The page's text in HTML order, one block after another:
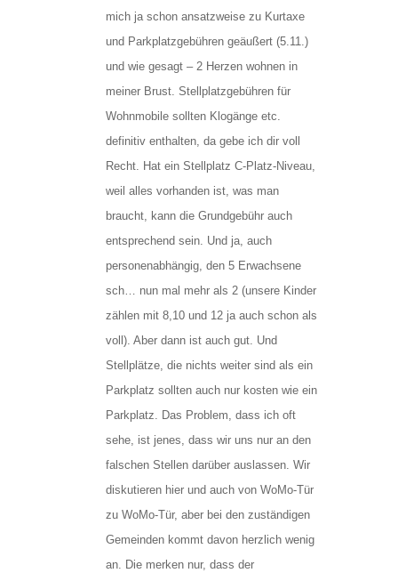
mich ja schon ansatzweise zu Kurtaxe
und Parkplatzgebühren geäußert (5.11.)
und wie gesagt – 2 Herzen wohnen in
meiner Brust. Stellplatzgebühren für
Wohnmobile sollten Klogänge etc.
definitiv enthalten, da gebe ich dir voll
Recht. Hat ein Stellplatz C-Platz-Niveau,
weil alles vorhanden ist, was man
braucht, kann die Grundgebühr auch
entsprechend sein. Und ja, auch
personenabhängig, den 5 Erwachsene
sch… nun mal mehr als 2 (unsere Kinder
zählen mit 8,10 und 12 ja auch schon als
voll). Aber dann ist auch gut. Und
Stellplätze, die nichts weiter sind als ein
Parkplatz sollten auch nur kosten wie ein
Parkplatz. Das Problem, dass ich oft
sehe, ist jenes, dass wir uns nur an den
falschen Stellen darüber auslassen. Wir
diskutieren hier und auch von WoMo-Tür
zu WoMo-Tür, aber bei den zuständigen
Gemeinden kommt davon herzlich wenig
an. Die merken nur, dass der